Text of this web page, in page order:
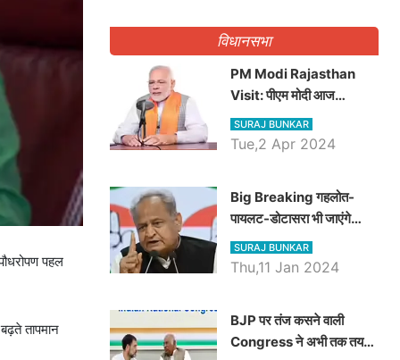
पहल
तापमान
विधानसभा
PM Modi Rajasthan
Visit: पीएम मोदी आज
राजस्थान में कोटपूतली में करेंगे
विशाल रैली, एक सभा से 8 सीटों
SURAJ BUNKAR
Tue,2 Apr 2024
Big Breaking गहलोत-
पायलट-डोटासरा भी जाएंगे
अयोध्या, करेंगे रामलला के दर्शन
SURAJ BUNKAR
Thu,11 Jan 2024
BJP पर तंज कसने वाली
Congress ने अभी तक तय